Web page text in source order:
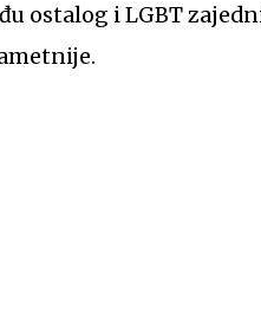
ostalog i LGBT